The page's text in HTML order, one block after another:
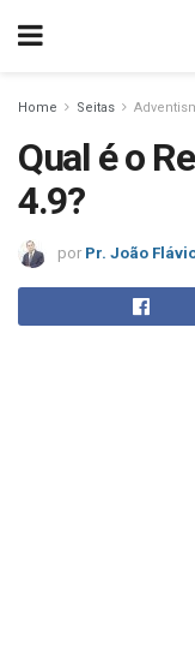
Home Seitas
Qual é o
4.9?
por Pr. João